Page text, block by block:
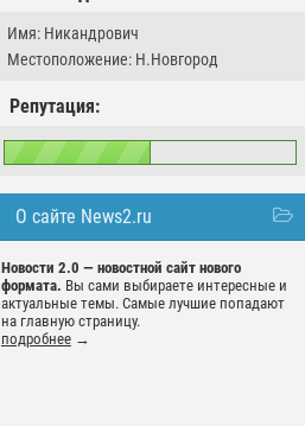
Имя: Никандрович
Местоположение: Н.Новгород
Репутация:
О сайте News2.ru
Новости 2.0 — новостной сайт нового
формата. Вы сами выбираете интересные и
актуальные темы. Самые лучшие попадают
на главную страницу.
подробнее →